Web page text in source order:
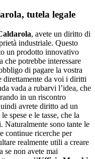
, tutela legale
, avete un diritto di
industriale. Questo
un prodotto innovativo
che potrebbe interessare
di pagare la vostra
direttamente da voi i diritti
vada a rubarvi l’idea, che
in un riscontro
avrete diritto ad un
spese e le tasse, che la
Naturalmente sono tante le
continue ricerche per
realmente utili a creare
se non avete mai